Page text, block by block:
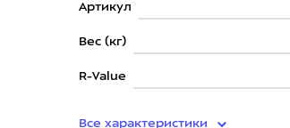
Артикул
Вес (кг)
R-Value
Все характеристики